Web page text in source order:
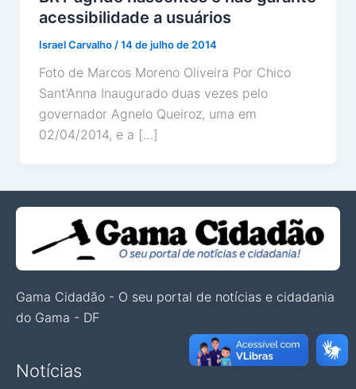
acessibilidade a usuários
Israel Carvalho/14 de julho de 2014
Foto de Marcos Moreno Oliveira Por Chico
Sant’Anna Inaugurado duas vezes pelo
governador Agnelo Queiroz, uma em
02/04/2014, e a […]
Gama Cidadão - O seu portal de notícias e cidadania
do Gama - DF
Notícias